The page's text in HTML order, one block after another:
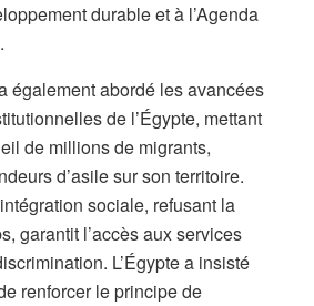
durable et à l’Agenda
également abordé les avancées
de l’Égypte, mettant
de millions de migrants,
d’asile sur son territoire.
sociale, refusant la
garantit l’accès aux services
L’Égypte a insisté
renforcer le principe de